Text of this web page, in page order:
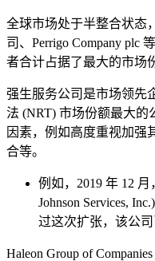
全球市场处于半整合状态
司、Perrigo Company plc
者合计占据了最大的市场
强生服务公司是市场领先
法 (NRT) 市场份额最大的
因素，例如高度重视加强
合等。
例如，2019 年 12
Johnson Services,
过这次扩张，该公司
Haleon Group of